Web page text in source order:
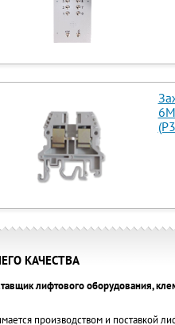
КАЧЕСТВА
лифтового оборудования,
производством и поставкой